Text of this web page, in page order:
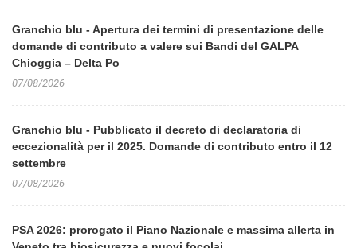
Granchio blu - Apertura dei termini di presentazione delle
domande di contributo a valere sui Bandi del GALPA
Chioggia – Delta Po
07/08/2026
Granchio blu - Pubblicato il decreto di declaratoria di
eccezionalità per il 2025. Domande di contributo entro il 12
settembre
07/08/2026
PSA 2026: prorogato il Piano Nazionale e massima allerta in